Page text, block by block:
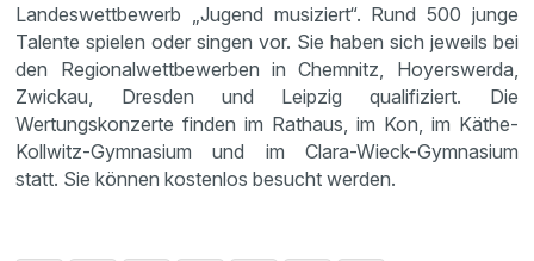
Landeswettbewerb „Jugend musiziert“. Rund 500 junge
Talente spielen oder singen vor. Sie haben sich jeweils bei
den Regionalwettbewerben in Chemnitz, Hoyerswerda,
Zwickau, Dresden und Leipzig qualifiziert. Die
Wertungskonzerte finden im Rathaus, im Kon, im Käthe-
Kollwitz-Gymna­sium und im Clara-Wieck-Gymnasium
statt. Sie können kostenlos besucht werden.